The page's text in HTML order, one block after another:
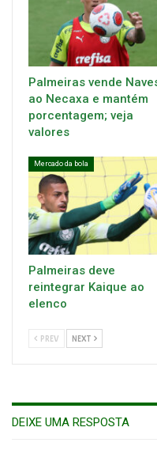
Palmeiras vende
ao Necaxa e mantém
porcentagem; veja
valores
Mercado da bola
Palmeiras deve
reintegrar Kaique ao
elenco
PREV NEXT
DEIXE UMA RESPOSTA